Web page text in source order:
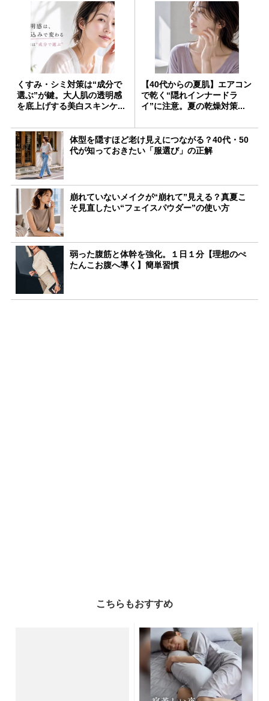
くすみ・シミ対策は“成分で
選ぶ”が鍵。大人肌の透明感
を底上げする美白スキンケ...
【40代からの夏肌】エアコン
で乾く“隠れインナードラ
イ”に注意。夏の乾燥対策...
体型を隠すほど老け見えにつながる？40代・50
代が知っておきたい「服選び」の正解
崩れていないメイクが“崩れて”見える？真夏こ
そ見直したい“フェイスパウダー”の使い方
弱った腹筋と体幹を強化。１日１分【理想のぺ
たんこお腹へ導く】簡単習慣
こちらもおすすめ